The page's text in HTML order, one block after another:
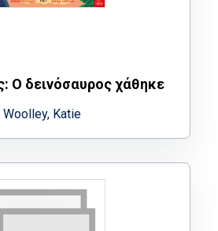
Ο δεινόσαυρος χάθηκε
Woolley, Katie